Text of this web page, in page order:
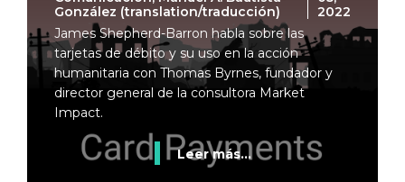
González (translation/traducción)
2022
James Shepherd-Barron habla sobre las
tarjetas de débito y su uso en la acción
humanitaria con Thomas Byrnes, fundador y
director general de la consultora Market
Impact.
Leer más...